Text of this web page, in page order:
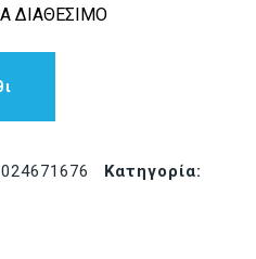
ΔΙΑΘΕΣΙΜΟ
Κατηγορία: